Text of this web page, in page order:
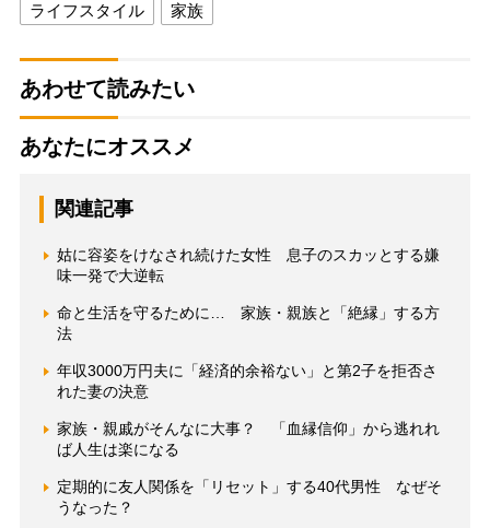
ライフスタイル 家族
あわせて読みたい
あなたにオススメ
関連記事
姑に容姿をけなされ続けた女性 息子のスカッとする嫌
味一発で大逆転
命と生活を守るために… 家族・親族と「絶縁」する方
法
年収3000万円夫に「経済的余裕ない」と第2子を拒否さ
れた妻の決意
家族・親戚がそんなに大事？ 「血縁信仰」から逃れれ
ば人生は楽になる
定期的に友人関係を「リセット」する40代男性 なぜそ
うなった？